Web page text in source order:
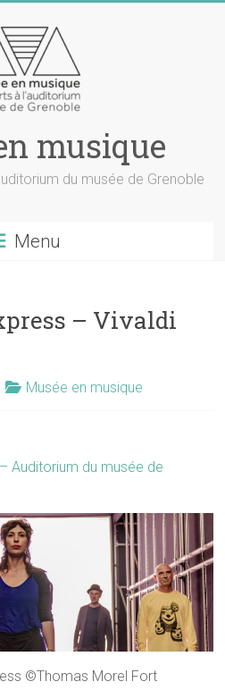
musique
du musée de Grenoble
Menu
– Vivaldi
Musée en musique
– Auditorium du musée de
©Thomas Morel Fort